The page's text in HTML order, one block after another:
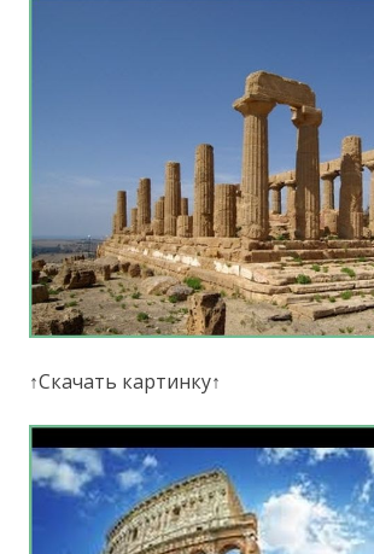
↑Скачать картинку↑